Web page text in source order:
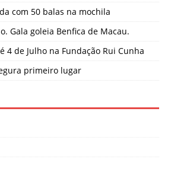
com 50 balas na mochila
Gala goleia Benfica de Macau.
4 de Julho na Fundação Rui Cunha
primeiro lugar